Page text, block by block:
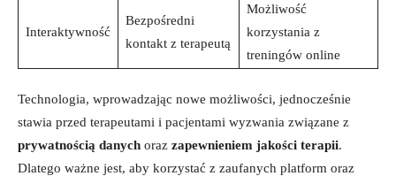
Interaktywność
Bezpośredni⁢
kontakt ⁤z terapeutą
Możliwość
korzystania z
treningów online
Technologia,‍ wprowadzając nowe możliwości, jednocześnie
stawia przed terapeutami ⁢i pacjentami wyzwania‍ związane ⁣z
prywatnością‌ danych oraz zapewnieniem jakości terapii.‌
Dlatego ważne‍ jest, aby korzystać z zaufanych⁤ platform ⁢oraz